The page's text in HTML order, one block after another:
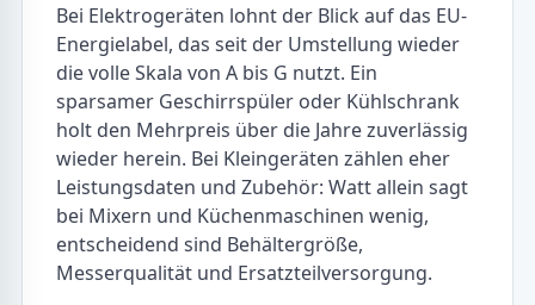
Bei Elektrogeräten lohnt der Blick auf das EU-
Energielabel, das seit der Umstellung wieder
die volle Skala von A bis G nutzt. Ein
sparsamer Geschirrspüler oder Kühlschrank
holt den Mehrpreis über die Jahre zuverlässig
wieder herein. Bei Kleingeräten zählen eher
Leistungsdaten und Zubehör: Watt allein sagt
bei Mixern und Küchenmaschinen wenig,
entscheidend sind Behältergröße,
Messerqualität und Ersatzteilversorgung.